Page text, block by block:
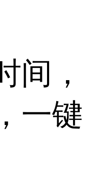
间，
一键